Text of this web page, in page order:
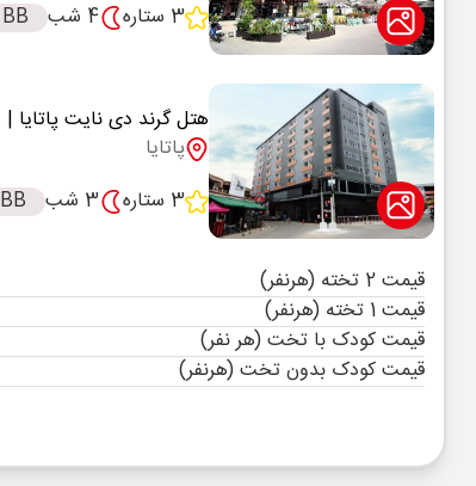
3 ستاره
4 شب BB
هتل گرند دی نایت پاتایا | The Grand Day Night
پاتایا
3 ستاره
3 شب BB
قیمت 2 تخته (هرنفر)
قیمت 1 تخته (هرنفر)
قیمت کودک با تخت (هر نفر)
قیمت کودک بدون تخت (هرنفر)